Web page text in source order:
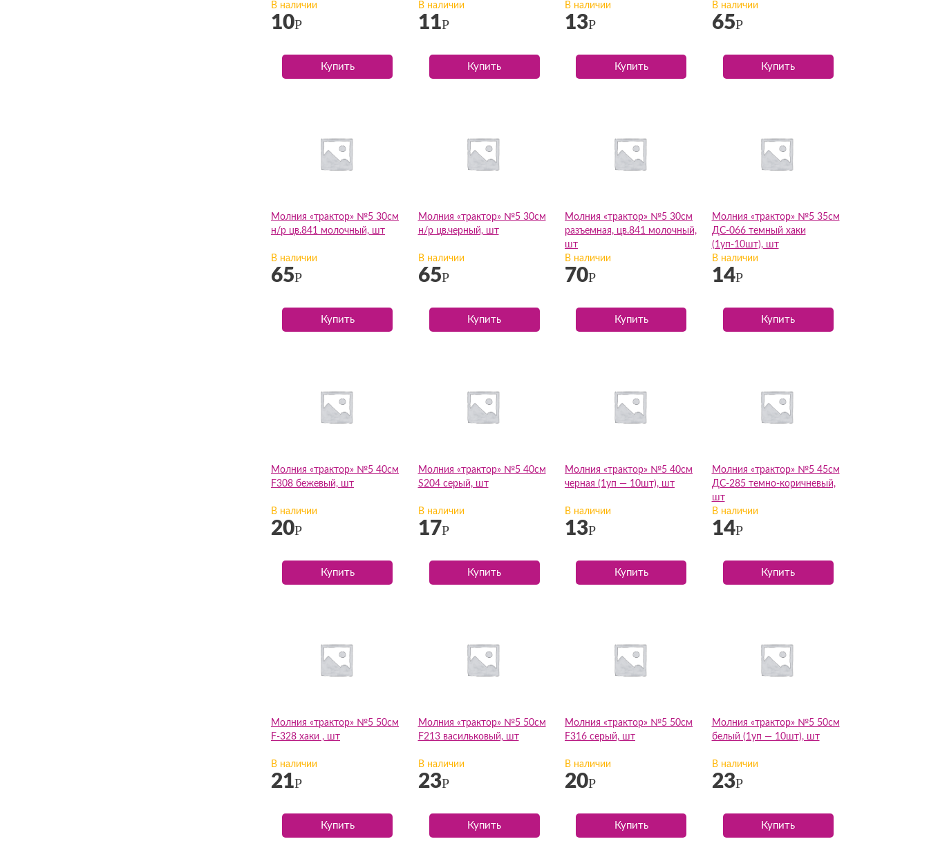
В наличии
10Р
Купить
В наличии
11Р
Купить
В наличии
13Р
Купить
В наличии
65Р
Купить
Молния «трактор» №5 30см
н/р цв.841 молочный, шт
В наличии
65Р
Купить
Молния «трактор» №5 30см
н/р цв.черный, шт
В наличии
65Р
Купить
Молния «трактор» №5 30см
разъемная, цв.841 молочный,
шт
В наличии
70Р
Купить
Молния «трактор» №5 35см
ДС-066 темный хаки
(1уп-10шт), шт
В наличии
14Р
Купить
Молния «трактор» №5 40см
F308 бежевый, шт
В наличии
20Р
Купить
Молния «трактор» №5 40см
S204 серый, шт
В наличии
17Р
Купить
Молния «трактор» №5 40см
черная (1уп — 10шт), шт
В наличии
13Р
Купить
Молния «трактор» №5 45см
ДС-285 темно-коричневый,
шт
В наличии
14Р
Купить
Молния «трактор» №5 50см
F-328 хаки , шт
В наличии
21Р
Купить
Молния «трактор» №5 50см
F213 васильковый, шт
В наличии
23Р
Купить
Молния «трактор» №5 50см
F316 серый, шт
В наличии
20Р
Купить
Молния «трактор» №5 50см
белый (1уп — 10шт), шт
В наличии
23Р
Купить